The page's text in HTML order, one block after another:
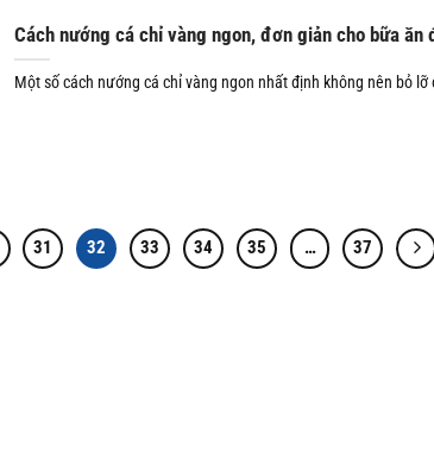
Cách nướng cá chỉ vàng ngon, đơn giản cho bữa ăn
Một số cách nướng cá chỉ vàng ngon nhất định không nên bỏ lỡ
31 32 33 34 35 … 37